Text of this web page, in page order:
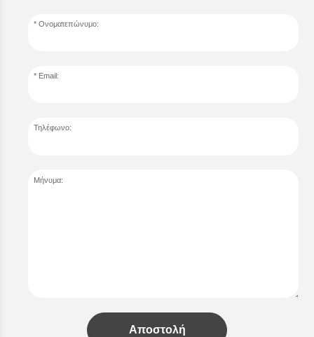
Ονοματεπώνυμο:
Email:
Τηλέφωνο:
Μήνυμα:
Αποστολή